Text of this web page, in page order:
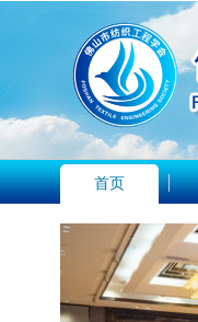
首页